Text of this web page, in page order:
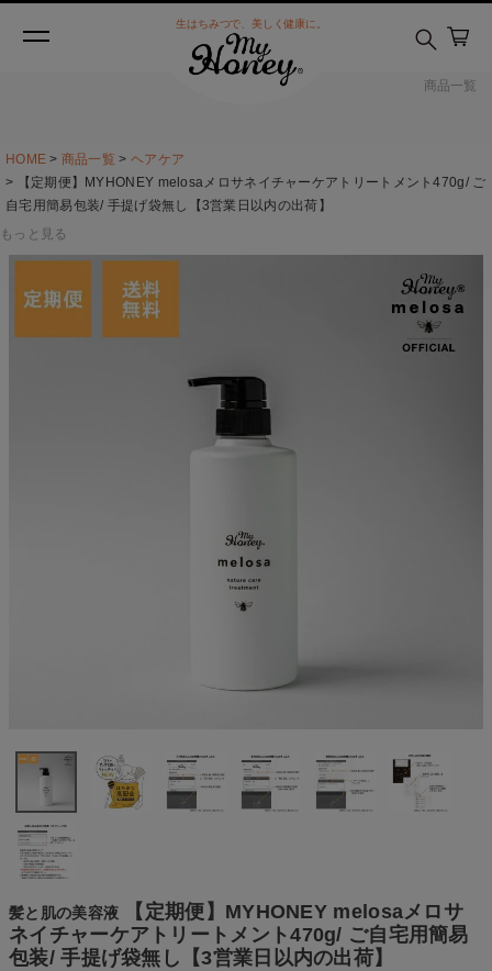
商品一覧
生はちみつで、美しく健康に。
HOME 商品一覧
ヘアケア
【定期便】MYHONEY melosaメロサネイチャーケアトリートメント470g/ ご
自宅用簡易包装/ 手提げ袋無し【3営業日以内の出荷】
もっと見る
髪と肌の美容液
【定期便】MYHONEY melosaメロサ
ネイチャーケアトリートメント470g/ ご自宅用簡易
包装/ 手提げ袋無し【3営業日以内の出荷】